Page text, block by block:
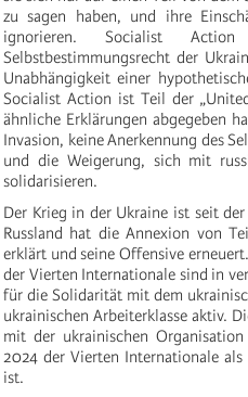
zu sagen haben, und ihre
ignorieren. Socialist
Selbstbestimmungsrecht der
Unabhängigkeit einer
Socialist Action ist Teil der
ähnliche Erklärungen abgegeben
Invasion, keine Anerkennung des
und die Weigerung, sich mit
solidarisieren.
Der Krieg in der Ukraine ist seit
Russland hat die Annexion von
erklärt und seine Offensive
der Vierten Internationale sind in
für die Solidarität mit dem
ukrainischen Arbeiterklasse aktiv.
mit der ukrainischen
2024 der Vierten Internationale
ist.